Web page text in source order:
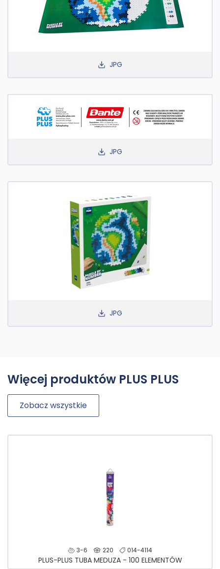
JPG
JPG
JPG
Więcej produktów PLUS PLUS
Zobacz wszystkie
3-6 220 014-4114
PLUS-PLUS TUBA MEDUZA - 100 ELEMENTÓW